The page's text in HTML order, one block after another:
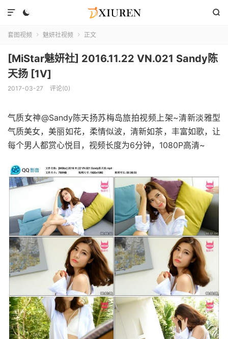
 

套图视频  魅妍社视频  正文
[MiStar魅妍社] 2016.11.22 VN.021 Sandy陈
天扬 [1V]
2017-03-27 评论(0)
气质女神@Sandy陈天扬苏梅岛旅拍视频上架~清新淡雅型
气质美女，美丽如花，柔情似波，清新如茶，丰富如歌，让
每个男人都赏心悦目，视频长度为6分钟，1080P高清~